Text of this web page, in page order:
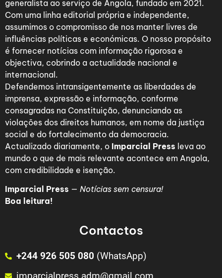
generalista ao serviço de Angola, fundado em 2021.
Com uma linha editorial própria e independente,
assumimos o compromisso de nos manter livres de
influências políticas e económicas. O nosso propósito
é fornecer notícias com informação rigorosa e
objectiva, cobrindo a actualidade nacional e
internacional.
Defendemos intransigentemente as liberdades de
imprensa, expressão e informação, conforme
consagradas na Constituição, denunciando as
violações dos direitos humanos, em nome da justiça
social e do fortalecimento da democracia.
Actualizado diariamente, o Imparcial Press leva ao
mundo o que de mais relevante acontece em Angola,
com credibilidade e isenção.
Imparcial Press — Notícias sem censura!
Boa leitura!
Contactos
+244 926 505 080 (WhatsApp)
imparcialpress.adm@gmail.com